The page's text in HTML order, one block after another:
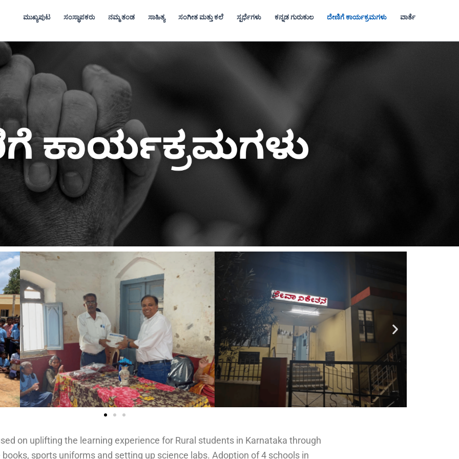
ಮುಖ್ಯಪುಟ ಸಂಸ್ಥಾಪಕರು ನಮ್ಮ ತಂಡ​ ಸಾಹಿತ್ಯ​ ಸಂಗೀತ ಮತ್ತು ಕಲೆ ಸ್ಪರ್ಧೆಗಳು ಕನ್ನಡ ಗುರುಕುಲ ದೇಣಿಗೆ ಕಾರ್ಯಕ್ರಮಗಳು ವಾರ್ತೆ
on uplifting the learning experience for Rural students in Karnataka through
sports uniforms and setting up science labs. Adoption of 4 schools in